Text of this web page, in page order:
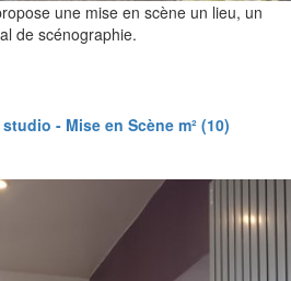
une mise en scène un lieu, un
de scénographie.
- Mise en Scène m² (10)